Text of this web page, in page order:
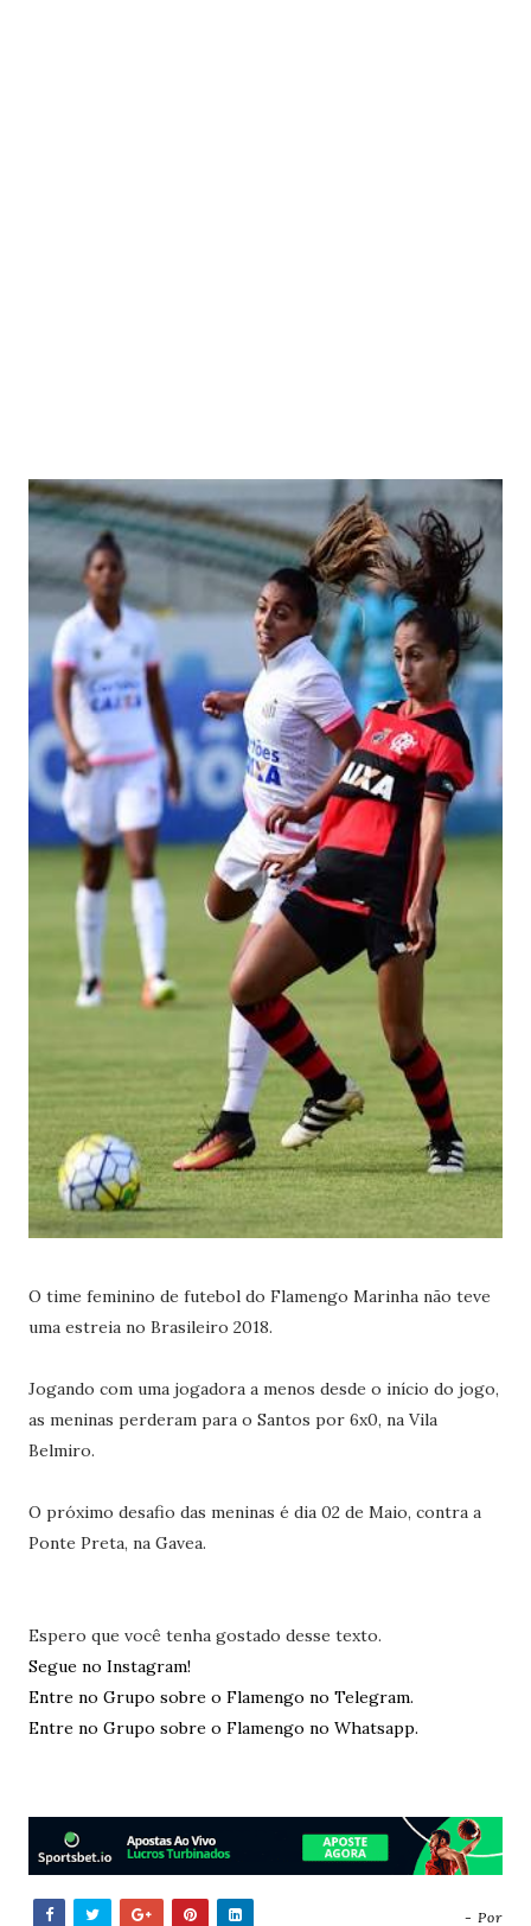
O time feminino de futebol do Flamengo Marinha não teve
uma estreia no Brasileiro 2018.
Jogando com uma jogadora a menos desde o início do jogo,
as meninas perderam para o Santos por 6x0, na Vila
Belmiro.
O próximo desafio das meninas é dia 02 de Maio, contra a
Ponte Preta, na Gavea.
Espero que você tenha gostado desse texto.
Segue no Instagram!
Entre no Grupo sobre o Flamengo no Telegram.
Entre no Grupo sobre o Flamengo no Whatsapp.
- Por